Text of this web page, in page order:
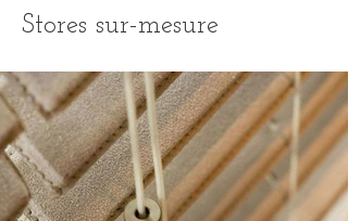
Stores sur-mesure